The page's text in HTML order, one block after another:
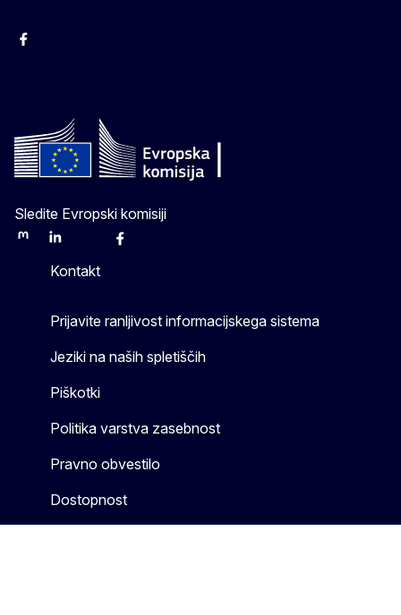
Facebook
Sledite Evropski komisiji
MastodonLinkedInBlueskyFacebook
Kontakt
Prijavite ranljivost informacijskega sistema
Jeziki na naših spletiščih
Piškotki
Politika varstva zasebnost
Pravno obvestilo
Dostopnost